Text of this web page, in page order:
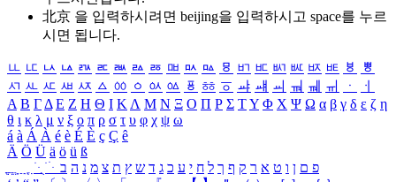
北京 을 입력하시려면 beijing을 입력하시고 space를 누르
시면 됩니다.
ㅥ ㅦ ㅧ ㅨ ㅩ ㅪ ㅫ ㅬ ㅭ ㅮ ㅯ ㅰ ㅱ ㅲ ㅳ ㅴ ㅵ ㅶ ㅷ ㅸ
ㅹ
ㅺ ㅻ ㅼ ㅽ ㅾ ㅿ ㆀ ㆁ ㆂ ㆃ ㆄ ㆅ ㆆ ㆇ ㆈ ㆉ ㆊ ㆋ ㆌ ㆍ
ㆎ
Α Β ΓΔ Ε Ζ Η Θ Ι ΚΛ Μ Ν Ξ Ο Π Ρ Σ ΤΥ Φ Χ Ψ Ω α β γ δ ε ζ η
θ ι κ λ μ ν ξ ο π ρ σ τ υ φ χ ψ ω
á à Á À é è É È ç Ç ê
Ä Ö Ü ä ö ü ß
ִֶֹ ֻּ ׁׂ פ ם ן ו ט א ר ק ף ך ל ח י ע כ ג ד ש ץ ת צ מ נ ה ב